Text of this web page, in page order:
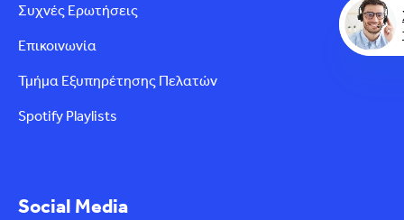
Συχνές Ερωτήσεις
Επικοινωνία
Τμήμα Εξυπηρέτησης Πελατών
Spotify Playlists
Social Media